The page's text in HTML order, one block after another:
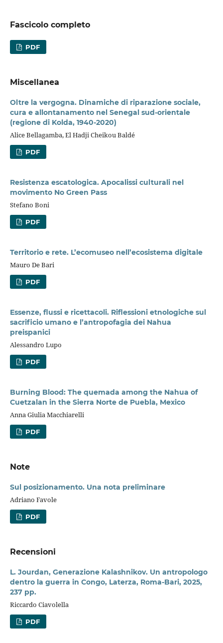
Fascicolo completo
PDF
Miscellanea
Oltre la vergogna. Dinamiche di riparazione sociale,
cura e allontanamento nel Senegal sud-orientale
(regione di Kolda, 1940-2020)
Alice Bellagamba, El Hadji Cheikou Baldé
PDF
Resistenza escatologica. Apocalissi culturali nel
movimento No Green Pass
Stefano Boni
PDF
Territorio e rete. L’ecomuseo nell’ecosistema digitale
Mauro De Bari
PDF
Essenze, flussi e ricettacoli. Riflessioni etnologiche sul
sacrificio umano e l’antropofagia dei Nahua
preispanici
Alessandro Lupo
PDF
Burning Blood: The quemada among the Nahua of
Cuetzalan in the Sierra Norte de Puebla, Mexico
Anna Giulia Macchiarelli
PDF
Note
Sul posizionamento. Una nota preliminare
Adriano Favole
PDF
Recensioni
L. Jourdan, Generazione Kalashnikov. Un antropologo
dentro la guerra in Congo, Laterza, Roma-Bari, 2025,
237 pp.
Riccardo Ciavolella
PDF